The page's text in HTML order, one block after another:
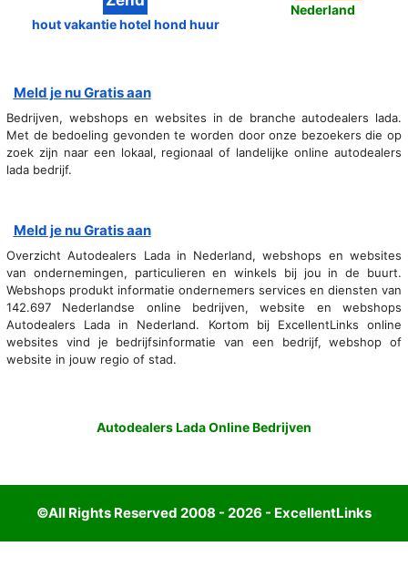
hout vakantie hotel hond huur
Nederland
Meld je nu Gratis aan
Bedrijven, webshops en websites in de branche autodealers lada.
Met de bedoeling gevonden te worden door onze bezoekers die op
zoek zijn naar een lokaal, regionaal of landelijke online autodealers
lada bedrijf.
Meld je nu Gratis aan
Overzicht Autodealers Lada in Nederland, webshops en websites
van ondernemingen, particulieren en winkels bij jou in de buurt.
Webshops produkt informatie ondernemers services en diensten van
142.697 Nederlandse online bedrijven, website en webshops
Autodealers Lada in Nederland. Kortom bij ExcellentLinks online
websites vind je bedrijfsinformatie van een bedrijf, webshop of
website in jouw regio of stad.
Autodealers Lada Online Bedrijven
©All Rights Reserved 2008 - 2026 - ExcellentLinks